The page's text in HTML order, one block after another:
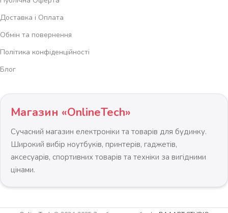
Доставка і Оплата
Обмін та повернення
Політика конфіденційності
Блог
Магазин «OnlineTech»
Сучасний магазин електроніки та товарів для будинку.
Широкий вибір ноутбуків, принтерів, гаджетів,
аксесуарів, спортивних товарів та техніки за вигідними
цінами.